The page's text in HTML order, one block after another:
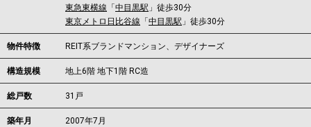
東急東横線 「 中目黒駅 」徒歩30分
東京メトロ日比谷線 「 中目黒駅 」徒歩30分
物件特徴 REIT系ブランドマンション、デザイナーズ
構造規模 地上6階 地下1階 RC造
総戸数 31戸
築年月 2007年7月